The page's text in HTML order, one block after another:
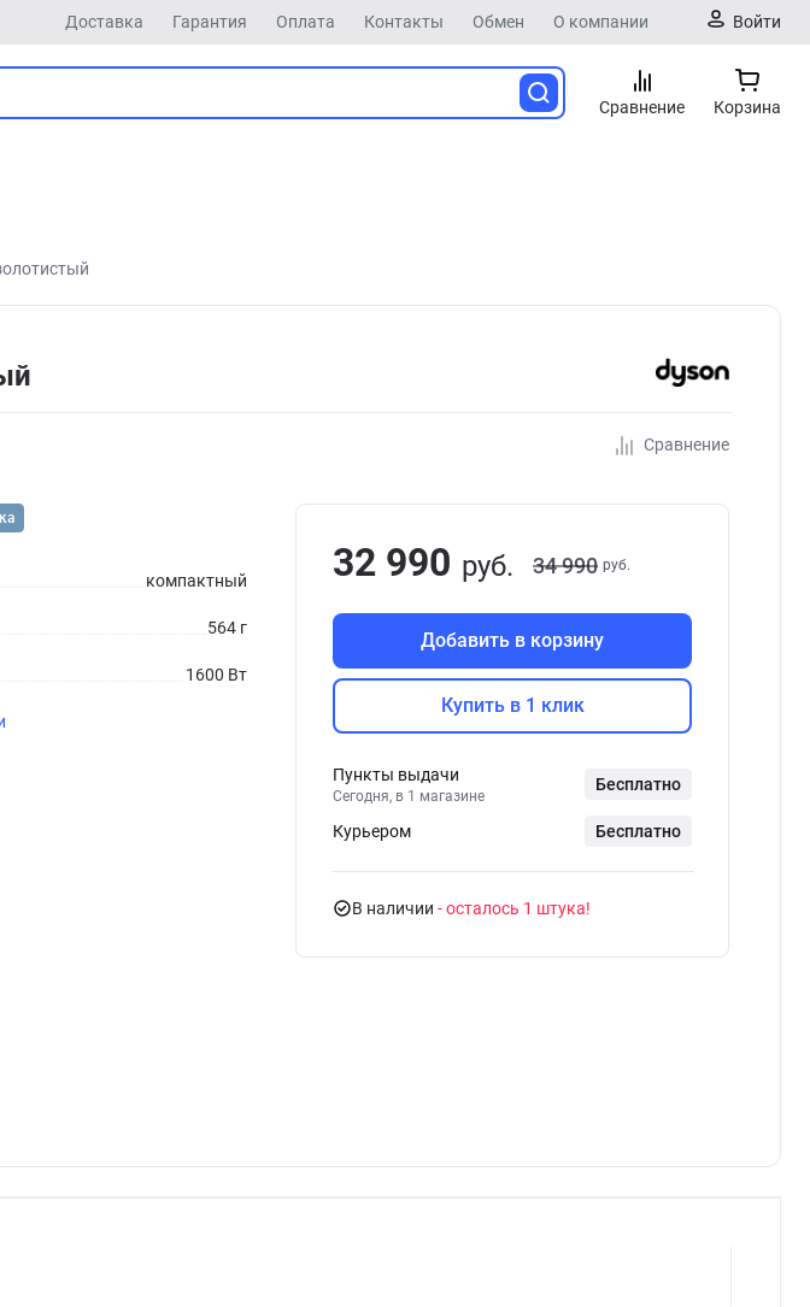
Доставка Гарантия Оплата Контакты Обмен О компании Войти
Сравнение Корзина
Сравнение
компактный
564 г
1600 Вт
32 990 руб. 34 990 руб.
Добавить в корзину
Купить в 1 клик
Пункты выдачи
Сегодня, в 1 магазине
Бесплатно
Курьером Бесплатно
В наличии - осталось 1 штука